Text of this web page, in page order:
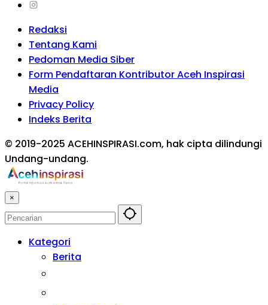
Redaksi
Tentang Kami
Pedoman Media Siber
Form Pendaftaran Kontributor Aceh Inspirasi
Media
Privacy Policy
Indeks Berita
© 2019-2025 ACEHINSPIRASI.com, hak cipta dilindungi
Undang-undang.
×
Kategori
Berita